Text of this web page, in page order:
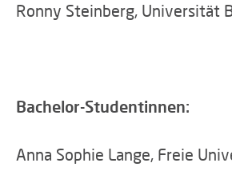
Ronny Steinberg, Universität
Bachelor-Studentinnen:
Anna Sophie Lange, Freie